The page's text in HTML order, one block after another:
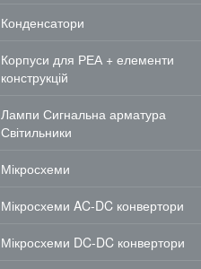
Конденсатори
Корпуси для РЕА + елементи
конструкцій
Лампи Сигнальна арматура
Світильники
Мікросхеми
Мікросхеми AC-DC конвертори
Мікросхеми DC-DC конвертори